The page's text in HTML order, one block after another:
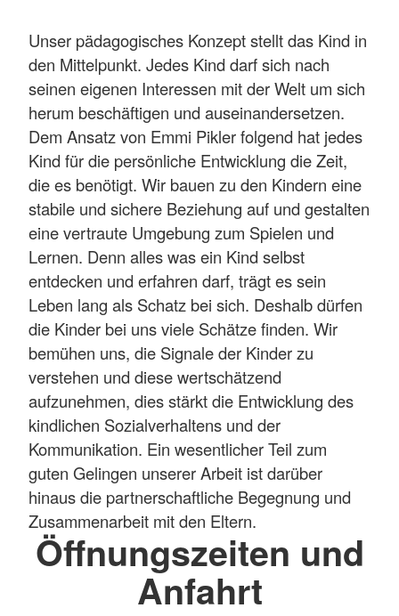
Unser pädagogisches Konzept stellt das Kind in
den Mittelpunkt. Jedes Kind darf sich nach
seinen eigenen Interessen mit der Welt um sich
herum beschäftigen und auseinandersetzen.
Dem Ansatz von Emmi Pikler folgend hat jedes
Kind für die persönliche Entwicklung die Zeit,
die es benötigt. Wir bauen zu den Kindern eine
stabile und sichere Beziehung auf und gestalten
eine vertraute Umgebung zum Spielen und
Lernen. Denn alles was ein Kind selbst
entdecken und erfahren darf, trägt es sein
Leben lang als Schatz bei sich. Deshalb dürfen
die Kinder bei uns viele Schätze finden. Wir
bemühen uns, die Signale der Kinder zu
verstehen und diese wertschätzend
aufzunehmen, dies stärkt die Entwicklung des
kindlichen Sozialverhaltens und der
Kommunikation. Ein wesentlicher Teil zum
guten Gelingen unserer Arbeit ist darüber
hinaus die partnerschaftliche Begegnung und
Zusammenarbeit mit den Eltern.
Öffnungszeiten und
Anfahrt